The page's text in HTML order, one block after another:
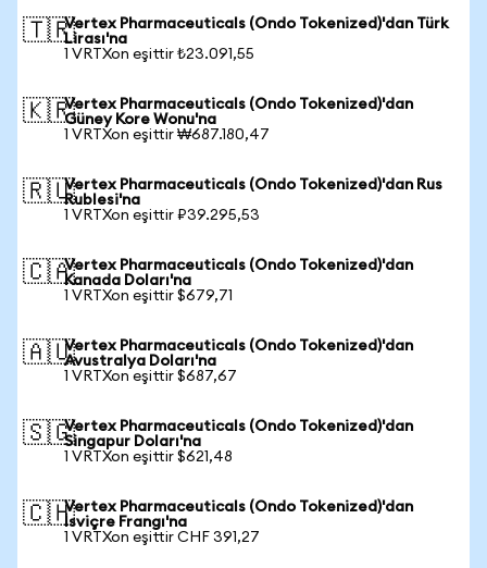
🇹🇷Vertex Pharmaceuticals (Ondo Tokenized)'dan Türk
Lirası'na
1 VRTXon eşittir ₺23.091,55
🇰🇷Vertex Pharmaceuticals (Ondo Tokenized)'dan
Güney Kore Wonu'na
1 VRTXon eşittir ₩687.180,47
🇷🇺Vertex Pharmaceuticals (Ondo Tokenized)'dan Rus
Rublesi'na
1 VRTXon eşittir ₽39.295,53
🇨🇦Vertex Pharmaceuticals (Ondo Tokenized)'dan
Kanada Doları'na
1 VRTXon eşittir $679,71
🇦🇺Vertex Pharmaceuticals (Ondo Tokenized)'dan
Avustralya Doları'na
1 VRTXon eşittir $687,67
🇸🇬Vertex Pharmaceuticals (Ondo Tokenized)'dan
Singapur Doları'na
1 VRTXon eşittir $621,48
🇨🇭Vertex Pharmaceuticals (Ondo Tokenized)'dan
İsviçre Frangı'na
1 VRTXon eşittir CHF 391,27